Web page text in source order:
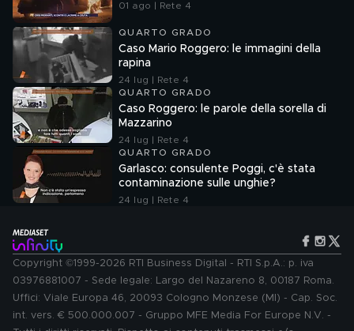
01 ago | Rete 4
QUARTO GRADO
Caso Mario Roggero: le immagini della
rapina
24 lug | Rete 4
QUARTO GRADO
Caso Roggero: le parole della sorella di
Mazzarino
24 lug | Rete 4
QUARTO GRADO
Garlasco: consulente Poggi, c'è stata
contaminazione sulle unghie?
24 lug | Rete 4
Copyright ©1999-2026 RTI Business Digital - RTI S.p.A.: p. iva
03976881007 - Sede legale: Largo del Nazareno 8, 00187 Roma.
Uffici: Viale Europa 46, 20093 Cologno Monzese (MI) - Cap. Soc.
int. vers. € 500.000.007 - Gruppo MFE Media For Europe N.V. -